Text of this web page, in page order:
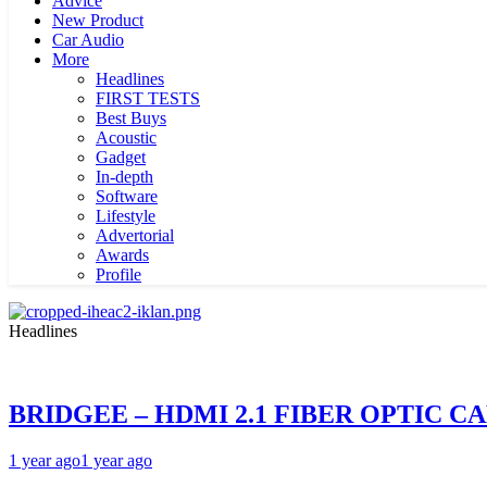
New Product
Car Audio
More
Headlines
FIRST TESTS
Best Buys
Acoustic
Gadget
In-depth
Software
Lifestyle
Advertorial
Awards
Profile
Headlines
BRIDGEE – HDMI 2.1 FIBER OPTIC
1 year ago1 year ago